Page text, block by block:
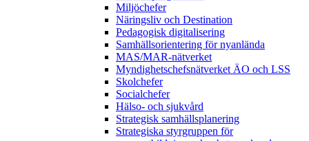
Miljöchefer
Näringsliv och Destination
Pedagogisk digitalisering
Samhällsorientering för nyanlända
MAS/MAR-nätverket
Myndighetschefsnätverket ÄO och LSS
Skolchefer
Socialchefer
Hälso- och sjukvård
Strategisk samhällsplanering
Strategiska styrgruppen för